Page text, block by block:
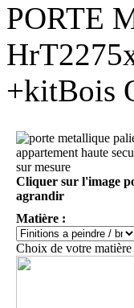
PORTE
+kitBois
Cliquer sur l'image
agrandir
Matière :
Choix de votre matière